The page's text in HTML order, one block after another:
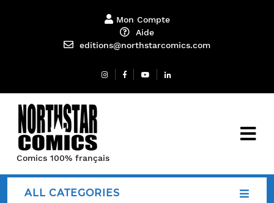
Mon Compte
Aide
editions@northstarcomics.com
Comics 100% français
ALL CATEGORIES